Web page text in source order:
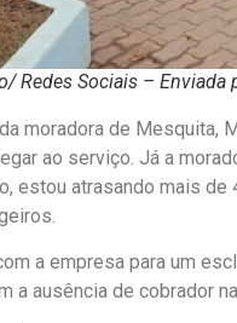
Redes Sociais – Enviada
moradora de Mesquita,
ao serviço. Já a
estou atrasando mais de
a empresa para um
a ausência de cobrador